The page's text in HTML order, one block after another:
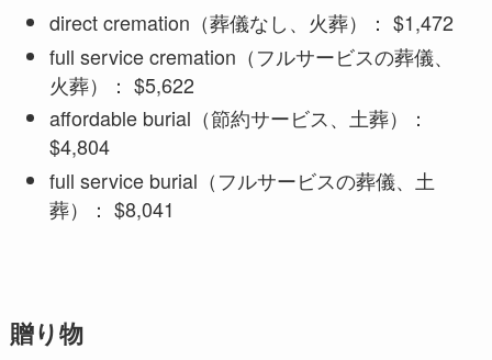
direct cremation（葬儀なし、火葬）： $1,472
full service cremation（フルサービスの葬儀、
火葬）： $5,622
affordable burial（節約サービス、土葬）：
$4,804
full service burial（フルサービスの葬儀、土
葬）： $8,041
贈り物